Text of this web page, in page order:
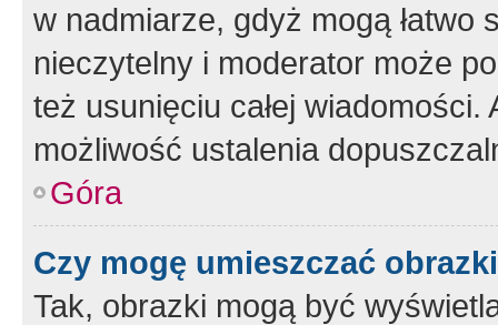
w nadmiarze, gdyż mogą
nieczytelny i moderator może
też usunięciu całej
możliwość ustalenia
Góra
Czy mogę umieszczać
Tak, obrazki mogą być